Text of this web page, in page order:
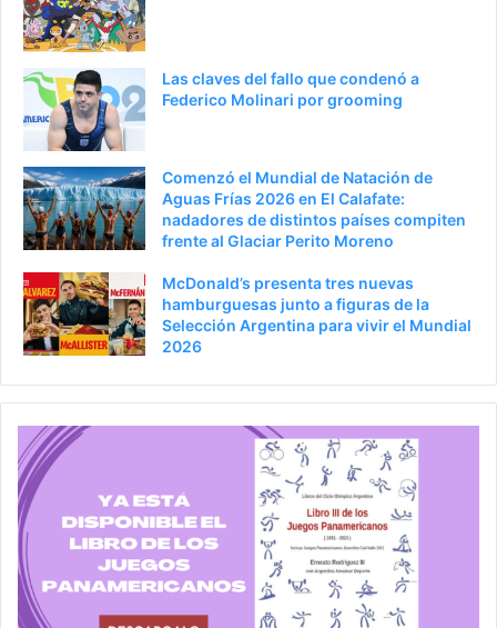
Las claves del fallo que condenó a
Federico Molinari por grooming
Comenzó el Mundial de Natación de
Aguas Frías 2026 en El Calafate:
nadadores de distintos países compiten
frente al Glaciar Perito Moreno
McDonald’s presenta tres nuevas
hamburguesas junto a figuras de la
Selección Argentina para vivir el Mundial
2026